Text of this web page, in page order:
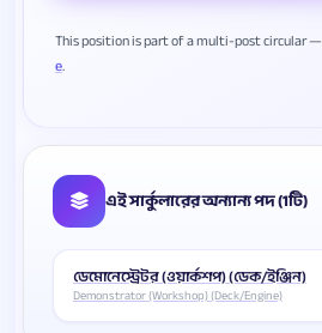
This position is part of a multi-post circular —
e
এই সার্কুলারের অন্যান্য পদ (1টি)
ডেমোনেস্ট্রেটর (ওয়ার্কশপ) (ডেক/ইঞ্জিন)
Demonstrator (Workshop) (Deck/Engine)